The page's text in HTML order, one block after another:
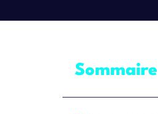
Sommaire